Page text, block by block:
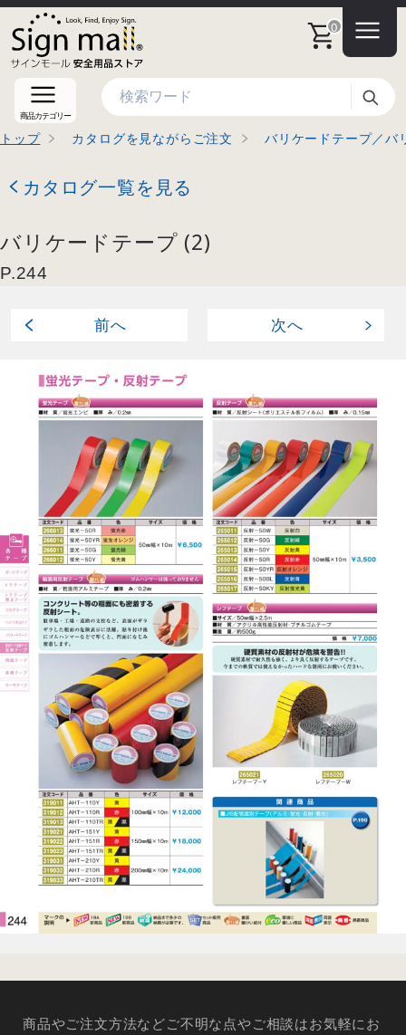
0
商品カテゴリー 検索
トップ カタログを見ながらご注文 バリケードテープ／バ
カタログ一覧を見る
バリケードテープ (2)
P.244
前へ 次へ
商品やご注文方法などご不明な点やご相談はお気軽にお